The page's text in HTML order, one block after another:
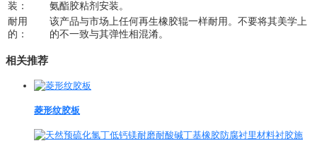
装：
氨酯胶粘剂安装。
耐用
的：
该产品与市场上任何再生橡胶辊一样耐用。不要将其美学上
的不一致与其弹性相混淆。
相关推荐
菱形纹胶板